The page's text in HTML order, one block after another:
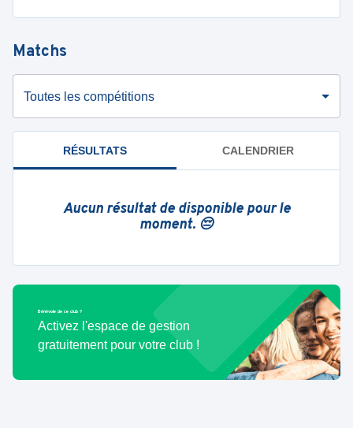
Matchs
Toutes les compétitions
RÉSULTATS CALENDRIER
Aucun résultat de disponible pour le
moment. 😔
Bénévole de ce club ?
Activez l'espace de gestion
gratuitement pour votre club !